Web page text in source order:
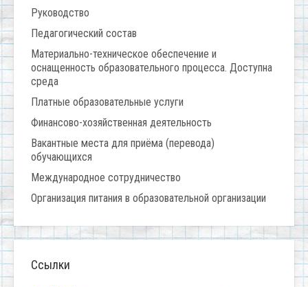
Руководство
Педагогический состав
Материально-техническое обеспечение и
оснащенность образовательного процесса. Доступна
среда
Платные образовательные услуги
Финансово-хозяйственная деятельность
Вакантные места для приёма (перевода)
обучающихся
Международное сотрудничество
Организация питания в образовательной организации
Ссылки